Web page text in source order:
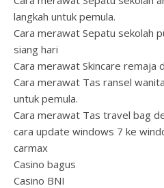
langkah untuk pemula.
Cara merawat Sepatu sekolah
siang hari
Cara merawat Skincare remaja
Cara merawat Tas ransel
untuk pemula.
Cara merawat Tas travel bag
cara update windows 7 ke
carmax
Casino bagus
Casino BNI